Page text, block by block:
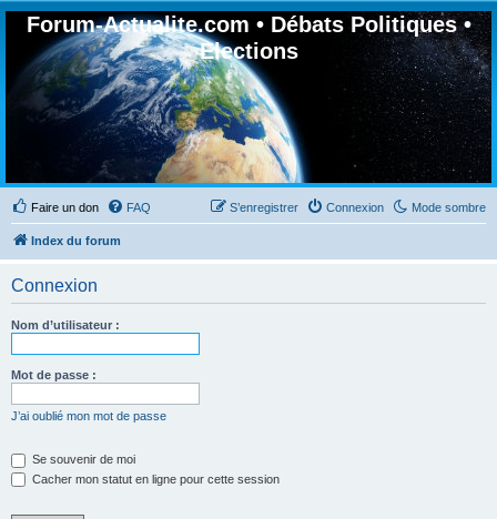
Forum-Actualite.com • Débats Politiques •
Elections
Faire un don Mode sombre
FAQ Connexion
S’enregistrer
Index du forum
Connexion
Nom d’utilisateur :
Mot de passe :
J’ai oublié mon mot de passe
Se souvenir de moi
Cacher mon statut en ligne pour cette session